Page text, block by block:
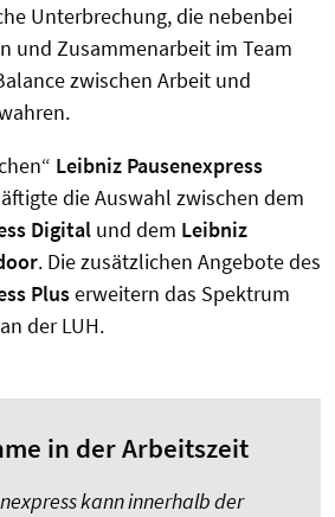
Unterbrechung, die nebenbei
und Zusammenarbeit im Team
zwischen Arbeit und
Leibniz Pausenexpress
die Auswahl zwischen dem
Digital und dem Leibniz
. Die zusätzlichen Angebote des
Pluserweitern das Spektrum
der LUH.
in der Arbeitszeit
kann innerhalb der